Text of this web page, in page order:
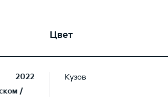
2022
/
Цвет
Кузов